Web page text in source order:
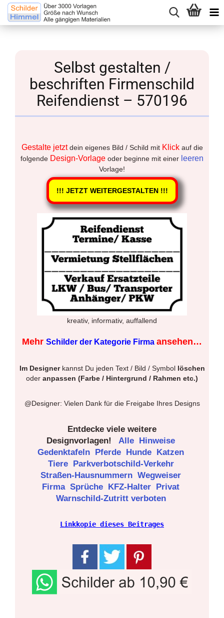
Selbst gestalten /
beschriften Firmenschild
Reifendienst – 570196
Gestalte jetztdein eigenes Bild / Schild mit Klickauf die
folgende Design-Vorlage oder beginne mit einer leeren
Vorlage!
!!! JETZT WEITERGESTALTEN !!!
kreativ, informativ, auffallend
Mehr Schilder der Kategorie Firma ansehen…
Im Designerkannst Du jeden Text / Bild / Symbol löschen
oder anpassen (Farbe / Hintergrund / Rahmen etc.)
@Designer: Vielen Dank für die Freigabe Ihres Designs
Entdecke viele weitere
Designvorlagen!
Alle Hinweise
Gedenktafeln Pferde Hunde Katzen
Tiere Parkverbotschild-Verkehr
Straßen-Hausnummern Wegweiser
Firma Sprüche KFZ-Halter Privat
Warnschild-Zutritt verboten
Linkkopie dieses Beitrages